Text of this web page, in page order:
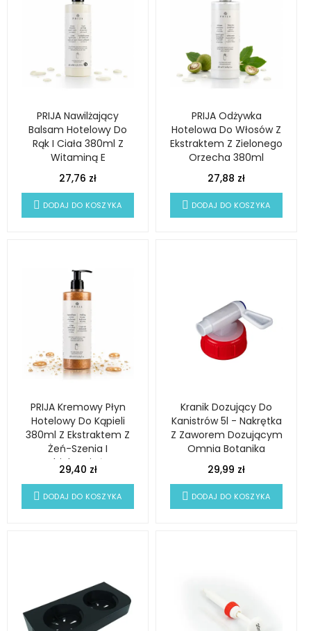
PRIJA Nawilżający
Balsam Hotelowy Do
Rąk I Ciała 380ml Z
Witaminą E
27,76 zł
DODAJ DO KOSZYKA
PRIJA Odżywka
Hotelowa Do Włosów Z
Ekstraktem Z Zielonego
Orzecha 380ml
27,88 zł
DODAJ DO KOSZYKA
PRIJA Kremowy Płyn
Hotelowy Do Kąpieli
380ml Z Ekstraktem Z
Żeń-Szenia I
Drobinkami Złota
29,40 zł
DODAJ DO KOSZYKA
Kranik Dozujący Do
Kanistrów 5l - Nakrętka
Z Zaworem Dozującym
Omnia Botanika
29,99 zł
DODAJ DO KOSZYKA